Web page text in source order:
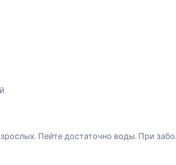
Пейте достаточно воды. При